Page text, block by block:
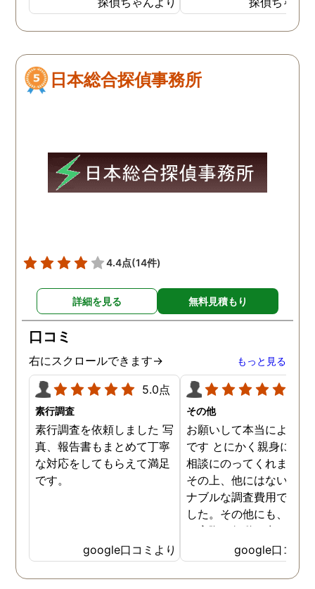
間365日にわたり電話で無
料相談を受け付けていたの
ダイヤルもあり、安心でき
ました。 成功報酬制だった
ているだけあって、良心的
な金額で調査をしてもらえ
たため感謝しています。
るのはいつものことでし
が、家出した時は。いつ
しく、自分も仕事をして
るので、その場にはいま
ので気にしてはいません
したが5日ほど帰ってこ
い状態が続いたので知り
日本総合探偵事務所
4.4点(14件)
詳細を見る 無料見積もり
口コミ
右にスクロールできます→ もっと見る
5.0点
素行調査
素行調査を依頼しました 写
真、報告書もまとめて丁寧
な対応をしてもらえて満足
です。
google口コミより
その他
お願いして本当によかっ
です とにかく親身にな
相談にのってくれました
その上、他にはないリー
ナブルな調査費用で済み
した。その他にも、相談
ら実際に行動に出て頂い
のが、スゴく早く問題を
決していただき、大変助
りました。 次回も是非
google口コミ